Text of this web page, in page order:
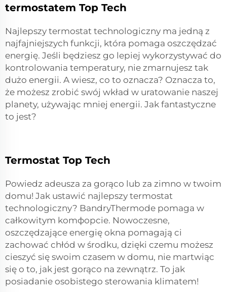
termostatem Top Tech
Najlepszy termostat technologiczny ma jedną z
najfajniejszych funkcji, która pomaga oszczędzać
energię. Jeśli będziesz go lepiej wykorzystywać do
kontrolowania temperatury, nie zmarnujesz tak
dużo energii. A wiesz, co to oznacza? Oznacza to,
że możesz zrobić swój wkład w uratowanie naszej
planety, używając mniej energii. Jak fantastyczne
to jest?
Termostat Top Tech
Powiedz adeusza za gorąco lub za zimno w twoim
domu! Jak ustawić najlepszy termostat
technologiczny? BandryThermode pomaga w
całkowitym komфорcie. Nowoczesne,
oszczędzające energię okna pomagają ci
zachować chłód w środku, dzięki czemu możesz
cieszyć się swoim czasem w domu, nie martwiąc
się o to, jak jest gorąco na zewnątrz. To jak
posiadanie osobistego sterowania klimatem!